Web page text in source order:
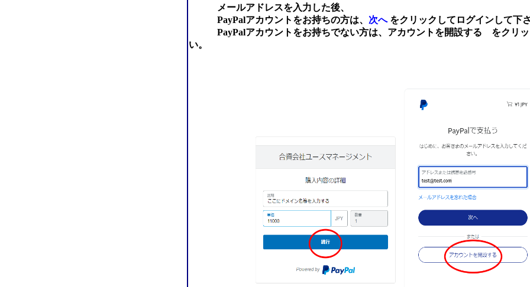
メールアドレスを入力した後、
PayPalアカウントをお持ちの方は、 次へ をクリックしてログインして下
PayPalアカウントをお持ちでない方は、アカウントを開設する をクリッ
い。